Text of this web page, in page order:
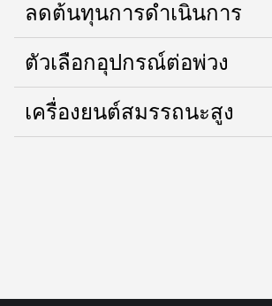
ลดต้นทุนการดำเนินการ
ตัวเลือกอุปกรณ์ต่อพ่วง
เครื่องยนต์สมรรถนะสูง